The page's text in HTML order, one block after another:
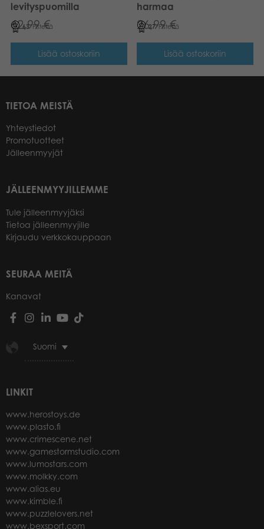
levityspuomilla
62,99€
63 Pistettä
Lisää ostoskoriin
harmaa
26,99€
27 Pistettä
Lisää ostoskoriin
TIETOA MEISTÄ
Yhteystiedot
Promotuotteet
Jälleenmyyjät
JÄLLEENMYYJILLEMME
Tule jälleenmyyjäksi
Tietoa jälleenmyyjille
Kirjaudu verkkokauppaan
SEURAA MEITÄ
Kanavat
Suomi
LINKIT
www.herostoys.de
www.plasto.fi
www.crimescene.net
www.gamestormstudio.com
www.lumostars.com
www.molkky.com
www.alias.eu
www.kimble.fi
www.puzzlelovers.net
www.bexsport.com